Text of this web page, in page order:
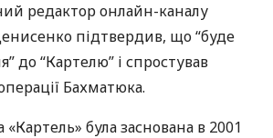
редактор онлайн-каналу
підтвердив, що “буде
до “Картелю” і спростував
Бахматюка.
була заснована в 2001